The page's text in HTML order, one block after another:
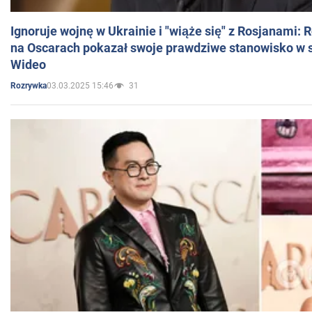
Ignoruje wojnę w Ukrainie i "wiąże się" z Rosjanami:
na Oscarach pokazał swoje prawdziwe stanowisko w
Wideo
Rozrywka03.03.2025 15:46 31